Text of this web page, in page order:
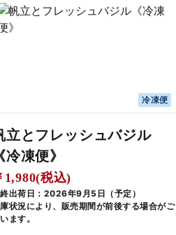
冷凍便
立とフレッシュバジル
《冷凍便》
1,980(税込)
出荷日：2026年9月5日（予定）
状況により、販売期間が前後する場合がご
ます。